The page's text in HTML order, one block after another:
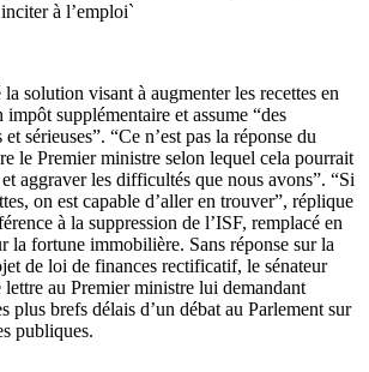
à l’emploi`
solution visant à augmenter les recettes en
supplémentaire et assume “des
sérieuses”. “Ce n’est pas la réponse du
le Premier ministre selon lequel cela pourrait
aggraver les difficultés que nous avons”. “Si
on est capable d’aller en trouver”, réplique
à la suppression de l’ISF, remplacé en
la fortune immobilière. Sans réponse sur la
de loi de finances rectificatif, le sénateur
lettre au Premier ministre lui demandant
plus brefs délais d’un débat au Parlement sur
publiques.